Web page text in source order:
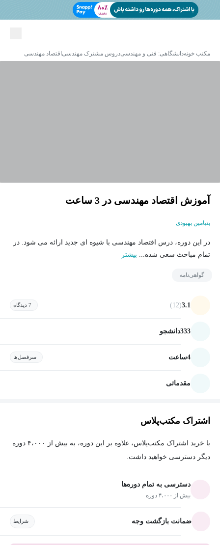
مکتب خونهدانشگاهی: فنی و مهندسیدروس مشترک مهندسی اقتصاد مهندسی
آموزش اقتصاد مهندسی در 3 ساعت
بنیامین بهبودی
در این دوره، درس اقتصاد مهندسی با شیوه ای جدید ارائه می شود. در
تمام مباحث سعی شده... بیشتر
گواهی‌نامه
3.1
(12) 7 دیدگاه
333دانشجو
4ساعت سرفصل‌ها
مقدماتی
اشتراک مکتب‌پلاس
با خرید اشتراک مکتب‌پلاس، علاوه بر این دوره، به بیش از ۴،۰۰۰ دوره
دیگر دسترسی خواهید داشت.
دسترسی به تمام دوره‌ها
بیش از ۴،۰۰۰ دوره
ضمانت بازگشت وجه شرایط